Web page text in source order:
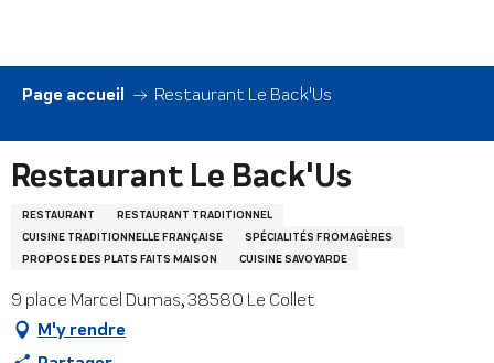
contenu
principal
Page accueil Restaurant Le Back'Us
Restaurant Le Back'Us
RESTAURANT
RESTAURANT TRADITIONNEL
CUISINE TRADITIONNELLE FRANÇAISE
SPÉCIALITÉS FROMAGÈRES
PROPOSE DES PLATS FAITS MAISON
CUISINE SAVOYARDE
9 place Marcel Dumas, 38580 Le Collet
M'y rendre